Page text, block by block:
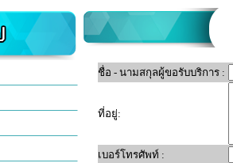
ชื่อ - นามสกุลผู้ขอรับบริการ :
ที่อยู่:
เบอร์โทรศัพท์ :